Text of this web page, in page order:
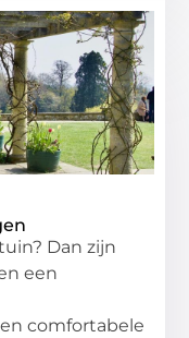
Dan zijn
een
comfortabele